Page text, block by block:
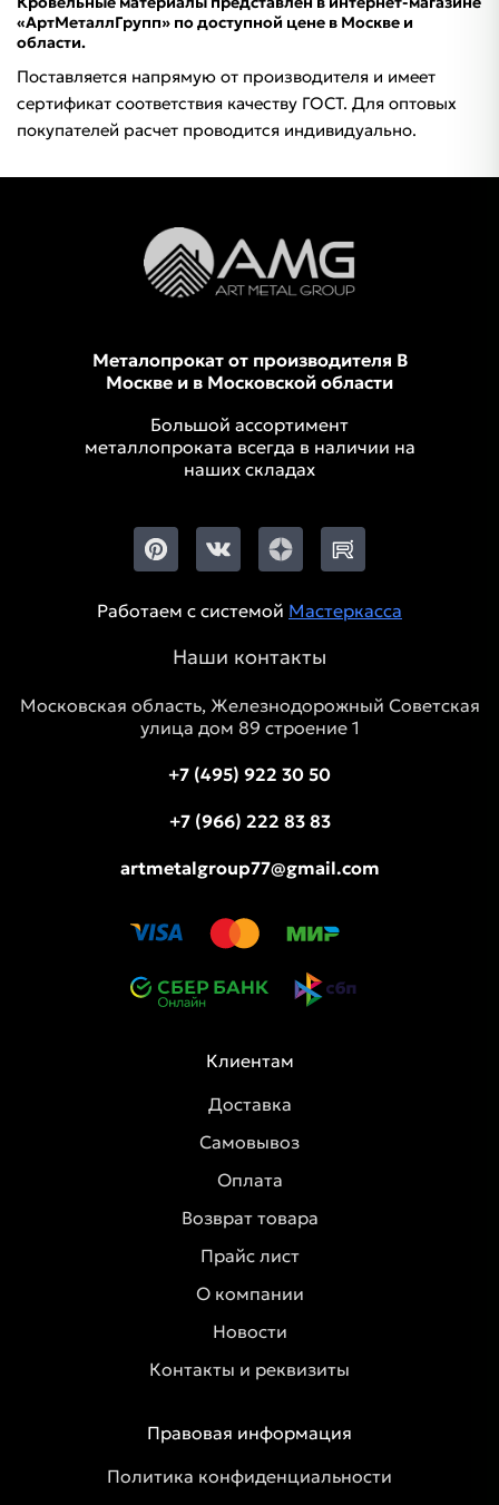
«АртМеталлГрупп» по доступной цене в Москве и
области.
Поставляется напрямую от производителя и имеет
сертификат соответствия качеству ГОСТ. Для оптовых
покупателей расчет проводится индивидуально.
Металопрокат от производителя В
Москве и в Московской области
Большой ассортимент
металлопроката всегда в наличии на
наших складах
Работаем с системой Мастеркасса
Наши контакты
Московская область, Железнодорожный Советская
улица дом 89 строение 1
+7 (495) 922 30 50
+7 (966) 222 83 83
artmetalgroup77@gmail.com
Клиентам
Доставка
Самовывоз
Оплата
Возврат товара
Прайс лист
О компании
Новости
Контакты и реквизиты
Правовая информация
Политика конфиденциальности